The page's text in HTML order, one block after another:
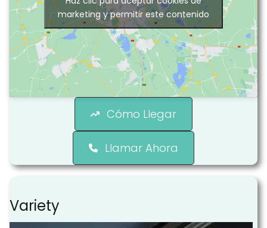
marketing y permitir este contenido
Cómo Llegar
Llamar Ahora
Variety